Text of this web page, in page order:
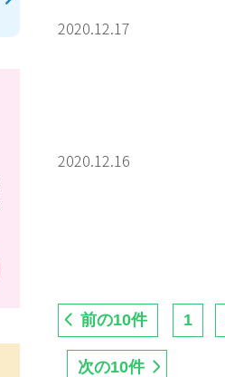
2020.12.17
2020.12.16
前の10件 1
次の10件